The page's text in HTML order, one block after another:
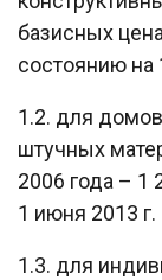
базисных
состоянию на
1.2. для
штучных
2006 года – 1
1 июня 2013
1.3. для